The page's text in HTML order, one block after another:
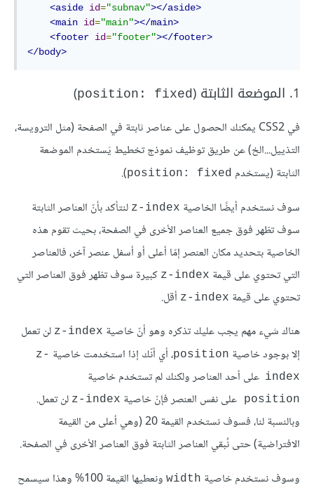
<aside id="subnav"></aside>
<main id="main"></main>
<footer id="footer"></footer>
</body>
1. الموضعة الثابتة ( position: fixed
)
في CSS2 يمكنك الحصول على عناصر ثابتة في الصفحة (مثل الترويسة،
التذييل...الخ) عن طريق توظيف نموذج تخطيط يَستخدم الموضعة
الثابتة (يستخدم position: fixed
).
سوف نستخدم أيضًا الخاصية z-index لنتأكد بأنّ العناصر الثابتة
سوف تظهر فوق جميع العناصر الأخرى في الصفحة، بحيث تقوم هذه
الخاصية بتحديد مكان العنصر إمّا أعلى أو أسفل عنصر آخر، فالعناصر
التي تحتوي على قيمة z-index كبيرة سوف تظهر فوق العناصر التي
تحتوي على قيمة z-index أقل.
هناك شيء مهم يجب عليك تذكره وهو أنّ خاصية z-index لن تعمل
إلا بوجود خاصية position، أي أنّك إذا استخدمت خاصية z-
index على أحد العناصر ولكنك لم تستخدم خاصية
position على نفس العنصر فإنّ خاصية z-index لن تعمل.
وبالنسبة لنا، فسوف نستخدم القيمة 20 (وهي أعلى من القيمة
الافتراضية) حتى نُبقي العناصر الثابتة فوق العناصر الأخرى في الصفحة.
وسوف نستخدم خاصية width ونعطيها القيمة 100% وهذا سيسمح